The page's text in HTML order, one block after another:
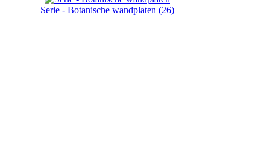
Serie - Botanische wandplaten (26)